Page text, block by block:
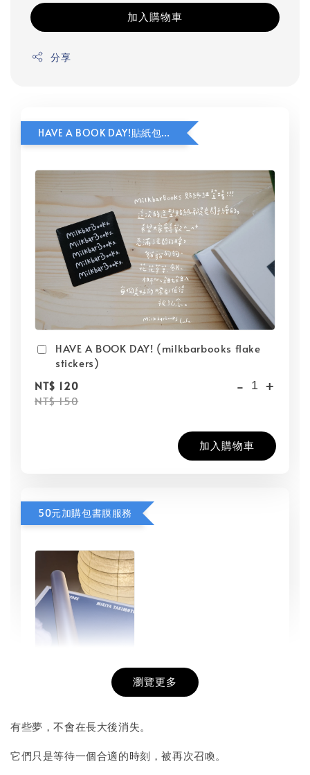
加入購物車
分享
HAVE A BOOK DAY!貼紙包加價購
HAVE A BOOK DAY! (milkbarbooks flake
stickers)
NT$ 120
NT$ 150
- +
加入購物車
50元加購包書膜服務
書本包膜服務
NT$ 50
- +
瀏覽更多
有些夢，不會在長大後消失。
它們只是等待一個合適的時刻，被再次召喚。